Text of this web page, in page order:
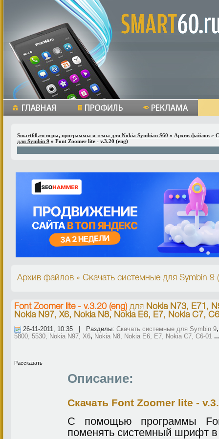
Smart60.ru игры, программы и темы для Nokia Symbian S60 » Архив файлов »
для Symbin 9 » Font Zoomer lite - v.3.20 (eng)
Архив файлов » Скачать системные для Symbin 9
Font Zoomer lite - v.3.20 (eng)для Nokia N73, E71,
Nokia N97, X6, Nokia N8, Nokia E6, E7, Nokia C7,
26-11-2011, 10:35 | Разделы: Скачать системные для Symbin 9
5800, 5530, Nokia N97, X6, Nokia N8, Nokia E6, E7, Nokia C7, C6-01
Рассказать
Описание:
Скачать Font Zoomer lite -
С помощью программы
поменять системный шрифт